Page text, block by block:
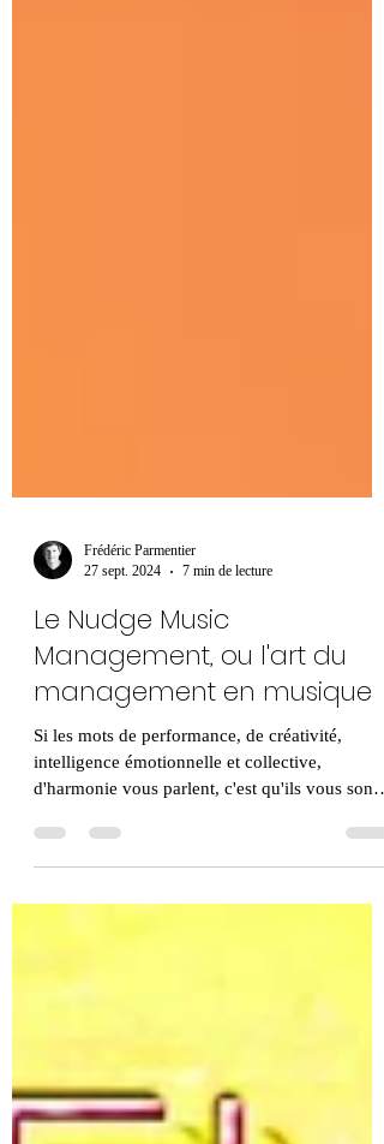
27 sept. 2024
7 min de lecture
Le Nudge Music
Management, ou l'art du
management en musique
Si les mots de performance, de créativité,
d'harmonie vous parlent, c'est qu'ils vous sont
non seul